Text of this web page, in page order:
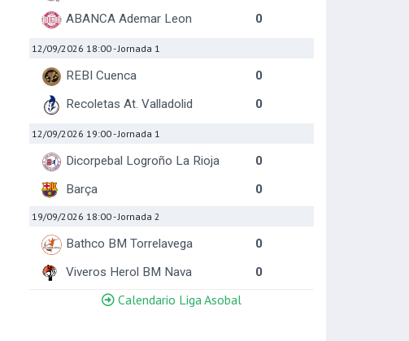
ABANCA Ademar Leon
0
12/09/2026 18:00- Jornada 1
REBI Cuenca
0
Recoletas At. Valladolid
0
12/09/2026 19:00- Jornada 1
Dicorpebal Logroño La Rioja
0
Barça
0
19/09/2026 18:00- Jornada 2
Bathco BM Torrelavega
0
Viveros Herol BM Nava
0
Calendario Liga Asobal